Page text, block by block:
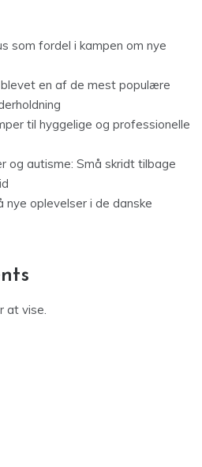
som fordel i kampen om nye
en af de mest populære
til hyggelige og professionelle
og autisme: Små skridt tilbage
nye oplevelser i de danske
at vise.